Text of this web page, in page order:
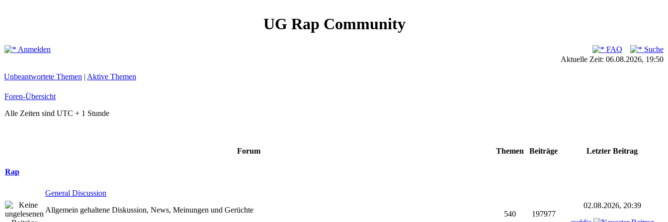
UG Rap Community
Anmelden FAQ
Suche
Aktuelle Zeit: 06.08.2026, 19:50
Unbeantwortete Themen | Aktive Themen
Foren-Übersicht
Alle Zeiten sind UTC + 1 Stunde
Forum Themen Beiträge Letzter Beitrag
Rap
General Discussion
Allgemein gehaltene Diskussion, News, Meinungen und Gerüchte
540 197977
02.08.2026, 20:39